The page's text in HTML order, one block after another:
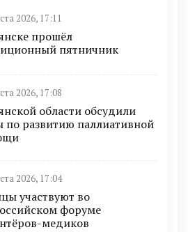
2026, 17:11
прошёл
пятничник
2026, 17:08
области обсудили
по развитию паллиативной
2026, 17:04
участвуют во
форуме
медиков